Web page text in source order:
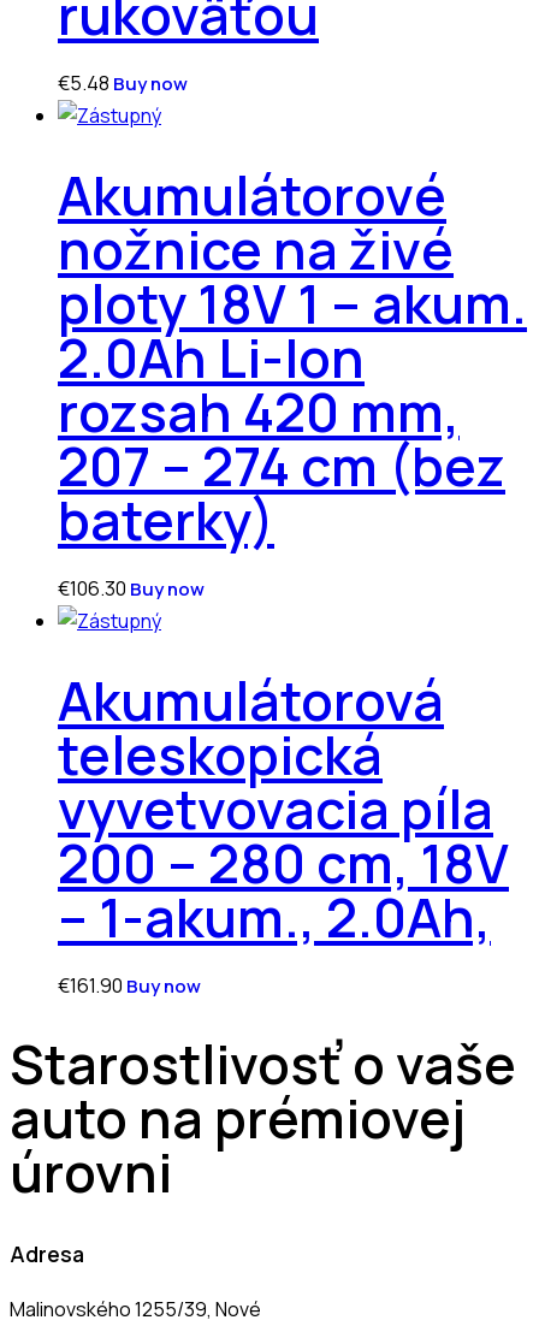
€5.48 Buy now
Akumulátorové
nožnice na živé
ploty 18V 1 – akum.
2.0Ah Li-Ion
rozsah 420 mm,
207 – 274 cm (bez
baterky)
€106.30 Buy now
Akumulátorová
teleskopická
vyvetvovacia píla
200 – 280 cm, 18V
– 1-akum., 2.0Ah,
€161.90 Buy now
Starostlivosť o vaše
auto na prémiovej
úrovni
Adresa
Malinovského 1255/39, Nové